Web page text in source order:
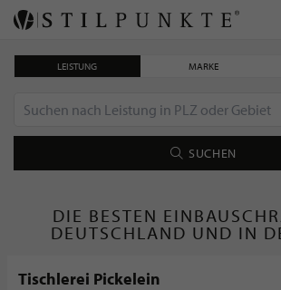
LEISTUNG MARKE
SUCHEN
DIE BESTEN
DEUTSCHLAND UND IN
Tischlerei Pickelein